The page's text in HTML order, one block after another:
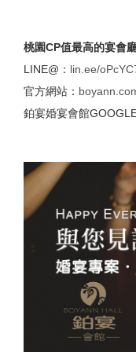
桃園CP值最高的宴會廳
LINE@： lin.ee/
官方網站：
鉑宴婚宴會館GOOGLE